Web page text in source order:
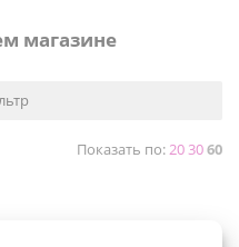
магазине
Показать по:203060